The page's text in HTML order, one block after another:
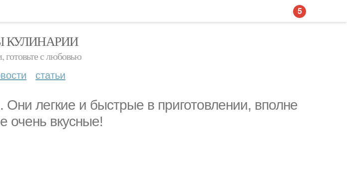
КУЛИНАРИИ
готовьте с любовью
статьи
легкие и быстрые в приготовлении, вполне
очень вкусные!
5